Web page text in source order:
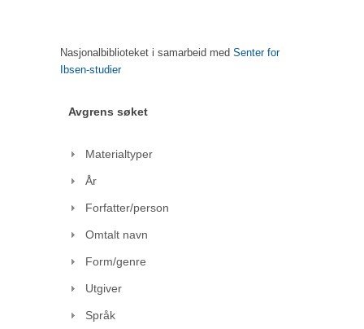
Nasjonalbiblioteket i samarbeid med Senter for
Ibsen-studier
Avgrens søket
Materialtyper
År
Forfatter/person
Omtalt navn
Form/genre
Utgiver
Språk